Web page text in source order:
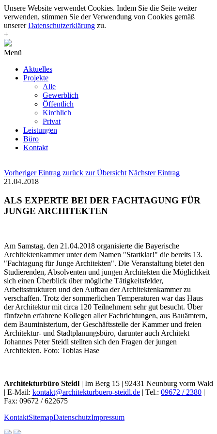
Unsere Website verwendet Cookies. Indem Sie die Seite weiter
verwenden, stimmen Sie der Verwendung von Cookies gemäß
unsererDatenschutzerklärung zu.
+
Menü
Aktuelles
Projekte
Alle
Gewerblich
Öffentlich
Kirchlich
Privat
Leistungen
Büro
Kontakt
Vorheriger Eintrag zurück zur Übersicht Nächster Eintrag
21.04.2018
ALS EXPERTE BEI DER FACHTAGUNG FÜR
JUNGE ARCHITEKTEN
Am Samstag, den 21.04.2018 organisierte die Bayerische
Architektenkammer unter dem Namen "Startklar!" die bereits 13.
"Fachtagung für Junge Architekten". Die Veranstaltung bietet den
Studierenden, Absolventen und jungen Architekten die Möglichkeit
sich einen Überblick über mögliche Tätigkeitsfelder,
Arbeitsstrukturen und den Aufbau der Architektenkammer zu
verschaffen. Trotz der sommerlichen Temperaturen war das Haus
der Architektur mit circa 120 Teilnehmern sehr gut besucht. Über
fünfzehn erfahrene Kollegen aller Fachrichtungen, aus Bauämtern,
dem Bauministerium, der Geschäftsstelle der Kammer und freien
Architektur- und Stadtplanungsbüro, darunter auch Architekt
Johannes Peter Steidl stellten sich den Fragen der jungen
Architekten. Foto: Tobias Hase
Architekturbüro Steidl | Im Berg 15 | 92431 Neunburg vorm Wald
| E-Mail: kontakt@architekturbuero-steidl.de | Tel.: 09672 / 2380 |
Fax: 09672 / 622675
KontaktSitemapDatenschutzImpressum